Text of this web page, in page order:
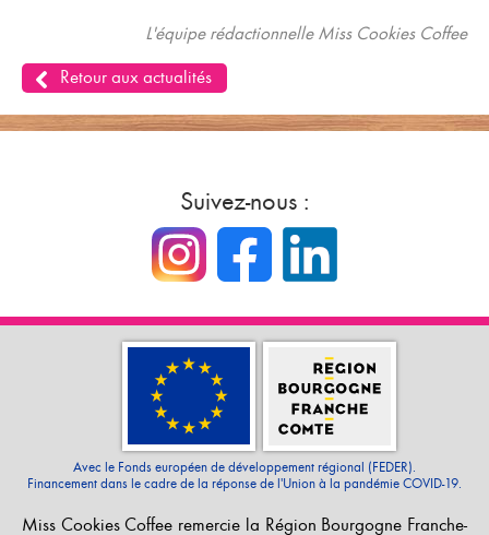
L'équipe rédactionnelle Miss Cookies Coffee
Retour aux actualités
Suivez-nous :
Miss Cookies Coffee remercie la Région Bourgogne Franche-
Avec le Fonds européen de développement régional (FEDER).
Financement dans le cadre de la réponse de l'Union à la pandémie COVID-19.